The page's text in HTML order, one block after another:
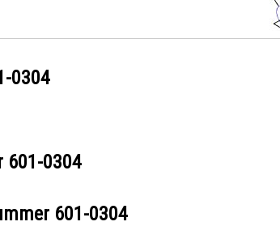
0304
601-0304
601-0304